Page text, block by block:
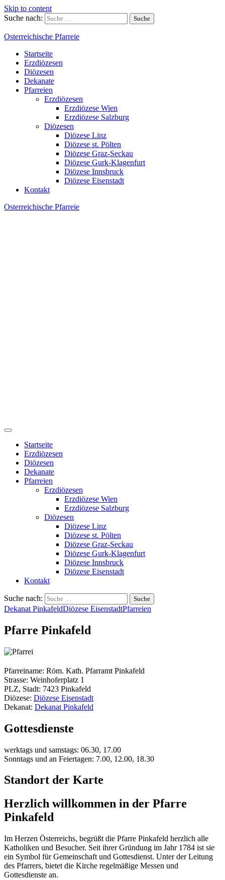
Skip to content
Suche nach:
Osterreichische Pfarreie
Startseite
Erzdiözesen
Diözesen
Dekanate
Pfarreien
Erzdiözesen
Erzdiözese Wien
Erzdiözese Salzburg
Diözesen
Diözese Linz
Diözese st. Pölten
Diözese Graz-Seckau
Diözese Gurk-Klagenfurt
Diözese Innsbruck
Diözese Eisenstadt
Kontakt
Osterreichische Pfarreie
Startseite
Erzdiözesen
Diözesen
Dekanate
Pfarreien
Erzdiözesen
Erzdiözese Wien
Erzdiözese Salzburg
Diözesen
Diözese Linz
Diözese st. Pölten
Diözese Graz-Seckau
Diözese Gurk-Klagenfurt
Diözese Innsbruck
Diözese Eisenstadt
Kontakt
Suche nach:
Dekanat PinkafeldDiözese EisenstadtPfarreien
Pfarre Pinkafeld
Pfarreiname: Röm. Kath. Pfarramt Pinkafeld
Strasse: Weinhoferplatz 1
PLZ, Stadt: 7423 Pinkafeld
Diözese: Diözese Eisenstadt
Dekanat: Dekanat Pinkafeld
Gottesdienste
werktags und samstags: 06.30, 17.00
Sonntags und an Feiertagen: 7.00, 12.00, 18.30
Standort der Karte
Herzlich willkommen in der Pfarre
Pinkafeld
Im Herzen Österreichs, begrüßt die Pfarre Pinkafeld herzlich alle
Katholiken und Besucher. Seit ihrer Gründung im Jahr 1784 ist sie
ein Symbol für Gemeinschaft und Gottesdienst. Unter der Leitung
des Pfarrers, bietet die Kirche regelmäßige Messen und
Gottesdienste an.